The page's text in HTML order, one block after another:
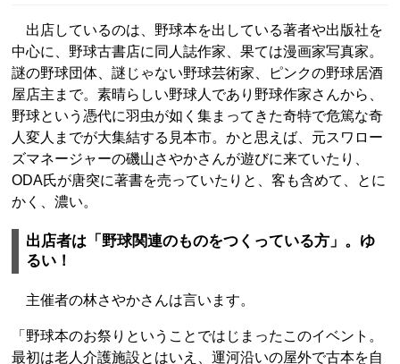
出店しているのは、野球本を出している著者や出版社を
中心に、野球古書店に同人誌作家、果ては漫画家写真家。
謎の野球団体、謎じゃない野球芸術家、ピンクの野球居酒
屋店主まで。素晴らしい野球人であり野球作家さんから、
野球という憑代に羽虫が如く集まってきた奇特で危篤な奇
人変人までが大集結する見本市。かと思えば、元スワロー
ズマネージャーの磯山さやかさんが遊びに来ていたり、
ODA氏が唐突に著書を売っていたりと、客も含めて、とに
かく、濃い。
出店者は「野球関連のものをつくっている方」。ゆ
るい！
主催者の林さやかさんは言います。
「野球本のお祭りということではじまったこのイベント。
最初は老人介護施設とはいえ、運河沿いの屋外で古本を自